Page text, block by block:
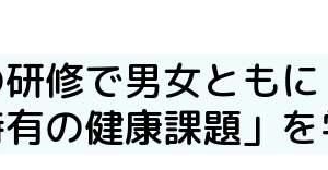
修で男女ともに
有の健康課題」